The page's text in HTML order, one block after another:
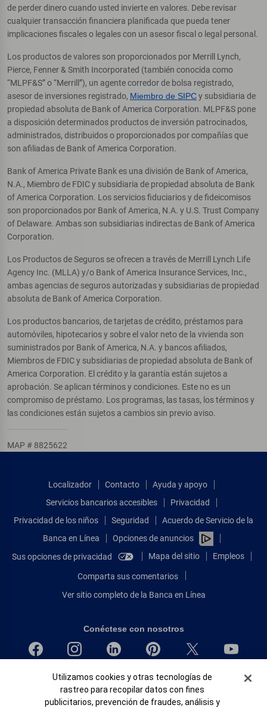
de perder dinero cuando usted invierte en valores. Debe revisar
cualquier transacción financiera planificada que pueda tener
implicaciones fiscales o legales con un asesor fiscal o legal personal.
Los productos de valores son proporcionados por Merrill Lynch,
Pierce, Fenner & Smith Incorporated (también conocida como
“MLPF&S” o “Merrill”), un agente corredor de bolsa registrado,
asesor de inversiones registrado, Miembro de SIPCy subsidiaria de
propiedad absoluta de Bank of America Corporation. MLPF&S pone
a disposición determinados productos de inversión patrocinados,
administrados, distribuidos o proporcionados por compañías que
son afiliadas de Bank of America Corporation.
Bank of America Private Bank es una división de Bank of America,
N.A., Miembro de FDIC y subsidiaria de propiedad absoluta de Bank
of America Corporation. Los servicios fiduciarios y de fideicomisos
son proporcionados por Bank of America, N.A. y U.S. Trust Company
of Delaware. Ambas son subsidiarias indirectas de Bank of America
Corporation.
Los Productos de Seguros se ofrecen a través de Merrill Lynch Life
Agency Inc. (MLLA) y/o Bank of America Insurance Services, Inc.,
ambas agencias de seguros autorizadas y subsidiarias de propiedad
absoluta de Bank of America Corporation.
Los productos bancarios, de tarjetas de crédito, préstamos para
automóviles, hipotecarios y sobre el valor neto de la vivienda son
suministrados por Bank of America, N.A. y bancos afiliados,
Miembros de FDIC y subsidiarias de propiedad absoluta de Bank of
America Corporation. El crédito y la garantía están sujetos a
aprobación. Se aplican términos y condiciones. Este no es un
compromiso de préstamo. Los programas, las tasas, los términos y
las condiciones están sujetos a cambios sin previo aviso.
MAP # 8825622
Localizador Contacto
Ayuda y apoyo
Servicios bancarios accesibles
Privacidad
Privacidad de los niños
Seguridad
Acuerdo de Servicio de la
Banca en Línea
Opciones de anuncios
Sus opciones de privacidad
Mapa del sitio Empleos
Comparta sus comentarios
Ver sitio completo de la Banca en Línea
Conéctese con nosotros
Bank of America, N.A. Miembro de FDIC.
Igualdad de oportunidades en préstamos para viviendas
© 2026 Bank of America Corporation.
Banner de Cookies
Utilizamos cookies y otras tecnologías de
rastreo para recopilar datos con fines
publicitarios, prevención de fraudes, análisis y